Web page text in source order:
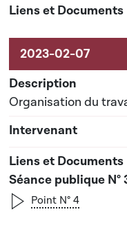
Organisation du
Séance publique N°
Point N° 4